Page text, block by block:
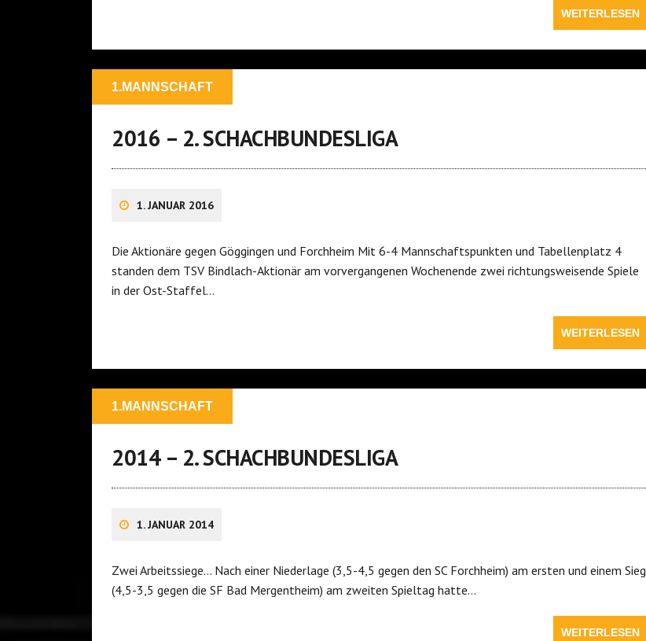
WEITERLESEN
1.MANNSCHAFT
2016 – 2. SCHACHBUNDESLIGA
1. JANUAR 2016
Die Aktionäre gegen Göggingen und Forchheim Mit 6-4 Mannschaftspunkten und Tabellenplatz 4
standen dem TSV Bindlach-Aktionär am vorvergangenen Wochenende zwei richtungsweisende Spiele
in der Ost-Staffel…
WEITERLESEN
1.MANNSCHAFT
2014 – 2. SCHACHBUNDESLIGA
1. JANUAR 2014
Zwei Arbeitssiege… Nach einer Niederlage (3,5-4,5 gegen den SC Forchheim) am ersten und einem Sieg
(4,5-3,5 gegen die SF Bad Mergentheim) am zweiten Spieltag hatte…
WEITERLESEN